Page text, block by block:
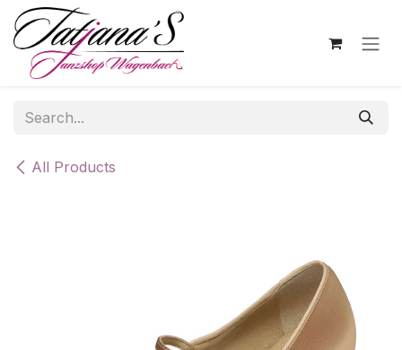
Skip to Content
All Products